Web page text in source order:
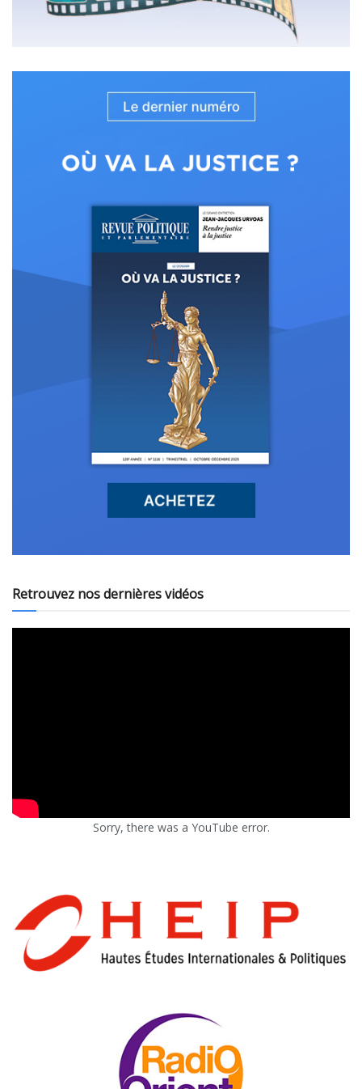
Retrouvez nos dernières vidéos
Sorry, there was a YouTube error.